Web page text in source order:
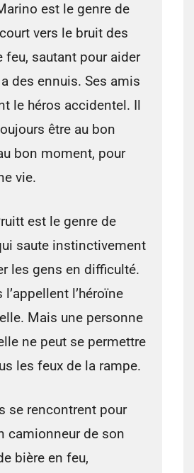
est le genre de
vers le bruit des
feu, sautant pour aider
des ennuis. Ses amis
le héros accidentel. Il
être au bon
bon moment, pour
vie.
est le genre de
saute instinctivement
les gens en difficulté.
l’appellent l’héroïne
Mais une personne
ne peut se permettre
les feux de la rampe.
se rencontrent pour
camionneur de son
bière en feu,